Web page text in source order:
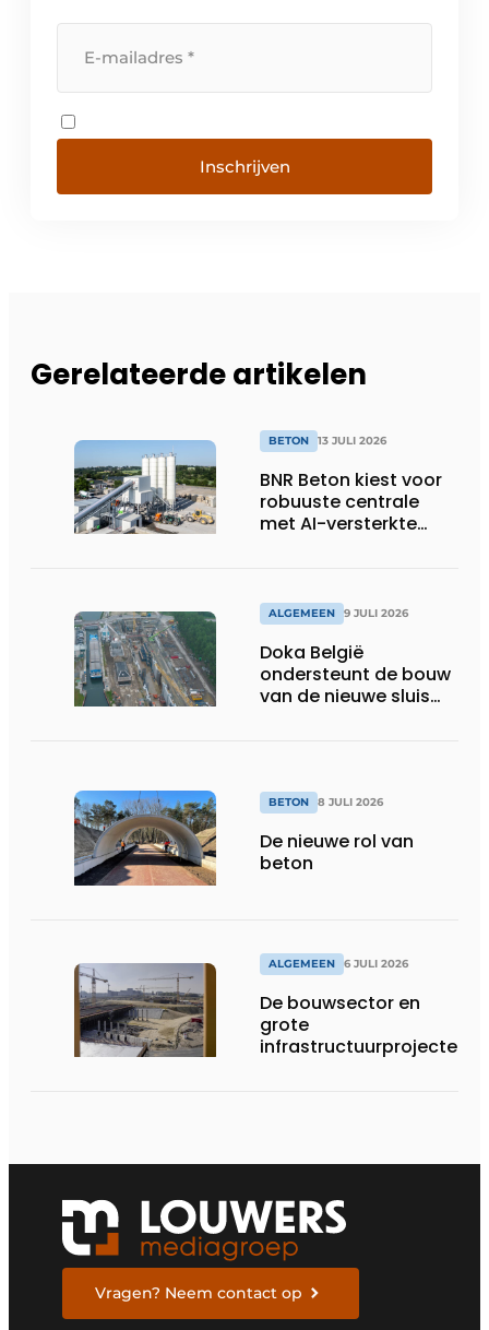
Inschrijven
Gerelateerde artikelen
BETON 13 JULI 2026
BNR Beton kiest voor
robuuste centrale
met AI-versterkte
ALGEMEEN 9 JULI 2026
Doka België
ondersteunt de bouw
van de nieuwe sluis
BETON 8 JULI 2026
De nieuwe rol van
beton
ALGEMEEN 6 JULI 2026
De bouwsector en
grote
infrastructuurprojecten
Vragen? Neem contact op